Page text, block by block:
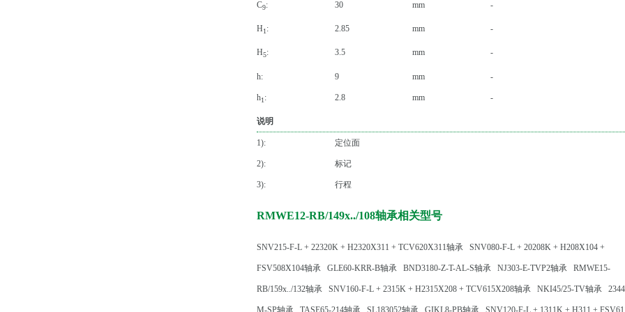
C9: 30 mm -
H1: 2.85 mm -
H5: 3.5 mm -
h: 9 mm -
h1: 2.8 mm -
说明
1): 定位面
2): 标记
3): 行程
RMWE12-RB/149x../108轴承相关型号
SNV215-F-L + 22320K + H2320X311 + TCV620X311轴承 SNV080-F-L + 20208K + H208X104 +
FSV508X104轴承 GLE60-KRR-B轴承 BND3180-Z-T-AL-S轴承 NJ303-E-TVP2轴承 RMWE15-
RB/159x../132轴承 SNV160-F-L + 2315K + H2315X208 + TCV615X208轴承 NKI45/25-TV轴承